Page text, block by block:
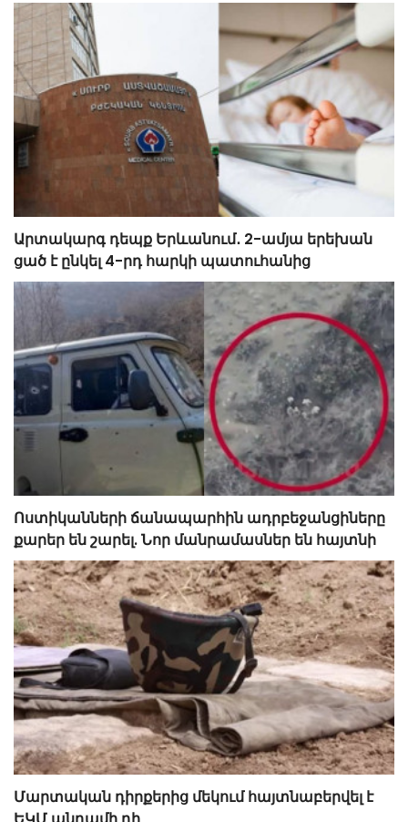
Արտակարգ դեպք Երևանում․ 2-ամյա երեխան
ցած է ընկել 4-րդ հարկի պատուհանից
Ոստիկանների ճանապարհին ադրբեջանցիները
քարեր են շարել. Նոր մանրամասներ են հայտնի
Մարտական դիրքերից մեկում հայտնաբերվել է